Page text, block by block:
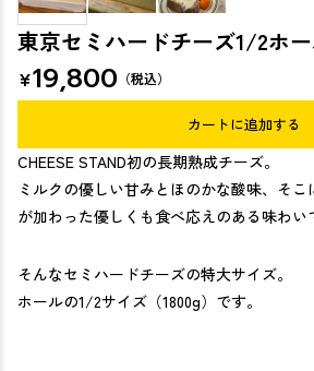
東京セミハードチーズ1/2ホ
¥19,800 （税込）
カートに追加する
CHEESE STAND初の長期熟成チーズ。
ミルクの優しい甘みとほのかな酸味、そ
が加わった優しくも食べ応えのある味わい
そんなセミハードチーズの特大サイズ。
ホールの1/2サイズ（1800g）です。